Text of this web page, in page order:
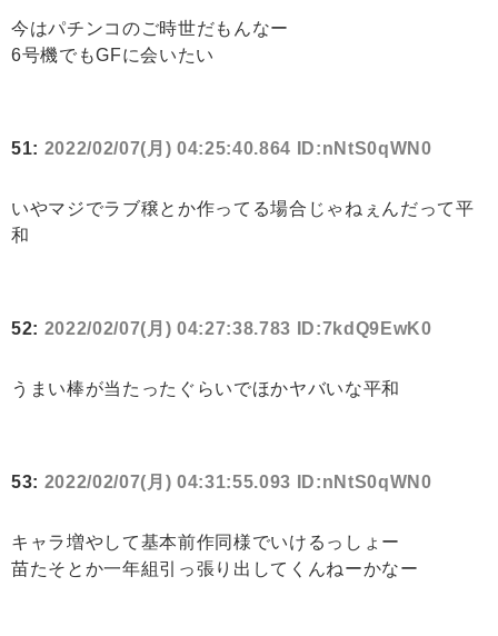
今はパチンコのご時世だもんなー
6号機でもGFに会いたい
51: 2022/02/07(月) 04:25:40.864 ID:nNtS0qWN0
いやマジでラブ穣とか作ってる場合じゃねぇんだって平
和
52: 2022/02/07(月) 04:27:38.783 ID:7kdQ9EwK0
うまい棒が当たったぐらいでほかヤバいな平和
53: 2022/02/07(月) 04:31:55.093 ID:nNtS0qWN0
キャラ増やして基本前作同様でいけるっしょー
苗たそとか一年組引っ張り出してくんねーかなー